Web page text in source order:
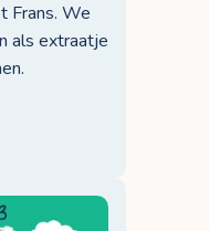
Frans. We
als extraatje